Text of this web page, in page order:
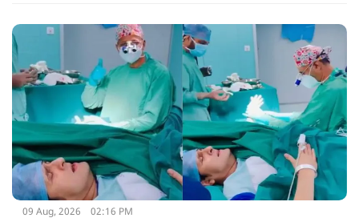
करने को कहा था.
09 Aug, 2026 02:16 PM